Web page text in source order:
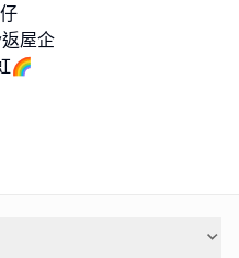
屋企
🌈